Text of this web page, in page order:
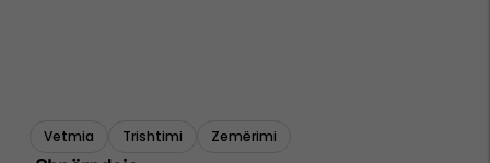
Vetmia Trishtimi Zemërimi